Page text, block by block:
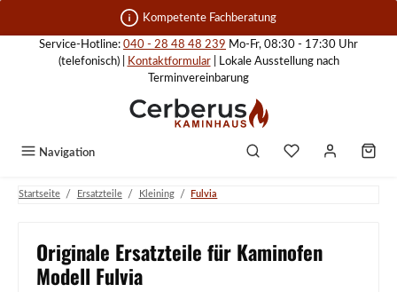
Zum Hauptinhalt springen Kompetente Fachberatung
Service-Hotline: 040 - 28 48 48 239 Mo-Fr, 08:30 - 17:30 Uhr
(telefonisch) |
Kontaktformular| Lokale Ausstellung nach
Terminvereinbarung
Navigation
Startseite / Ersatzteile / Kleining / Fulvia
Originale Ersatzteile für Kaminofen
Modell Fulvia